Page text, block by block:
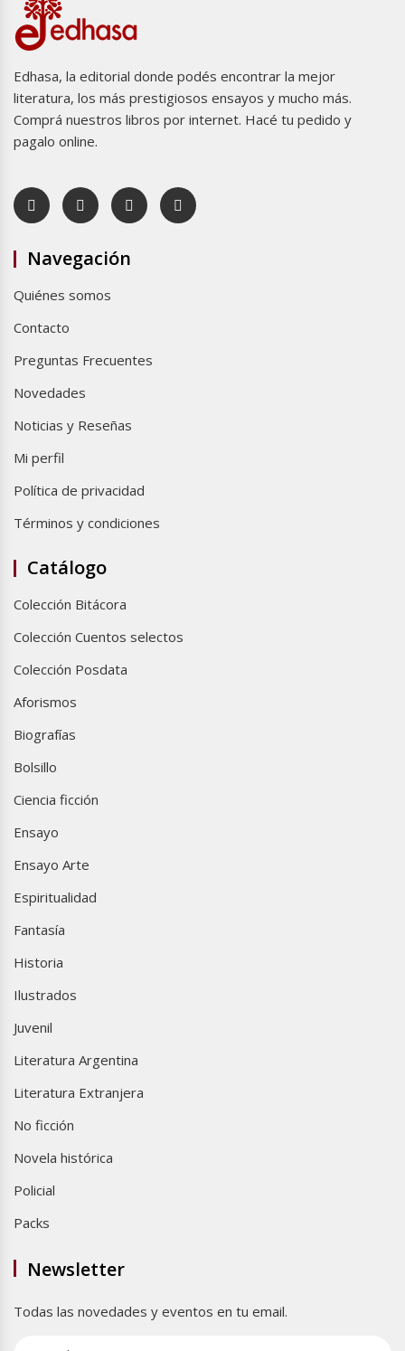
Edhasa, la editorial donde podés encontrar la mejor
literatura, los más prestigiosos ensayos y mucho más.
Comprá nuestros libros por internet. Hacé tu pedido y
pagalo online.
Navegación
Quiénes somos
Contacto
Preguntas Frecuentes
Novedades
Noticias y Reseñas
Mi perfil
Política de privacidad
Términos y condiciones
Catálogo
Colección Bitácora
Colección Cuentos selectos
Colección Posdata
Aforismos
Biografías
Bolsillo
Ciencia ficción
Ensayo
Ensayo Arte
Espiritualidad
Fantasía
Historia
Ilustrados
Juvenil
Literatura Argentina
Literatura Extranjera
No ficción
Novela histórica
Policial
Packs
Newsletter
Todas las novedades y eventos en tu email.